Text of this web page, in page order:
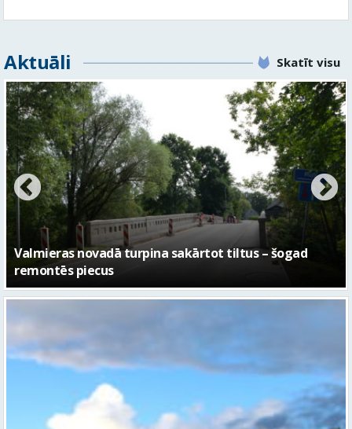
Aktuāli Skatīt visu
No pagaidu teātra līdz laikmetīgās kultūras centram
– kā attīstīsies “Kurtuve”